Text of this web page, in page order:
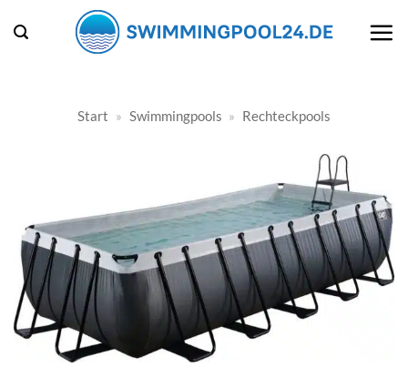
Inhalt
Start » Swimmingpools » Rechteckpools